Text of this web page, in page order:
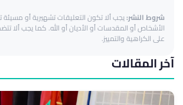
شروط النشر:يجب ألا تكون التعليقات تشهيرية أو مسيئة
الأشخاص أو المقدسات أو الأديان أو الله. كما يجب ألا
على الكراهية والتمييز.
آخر المقالات